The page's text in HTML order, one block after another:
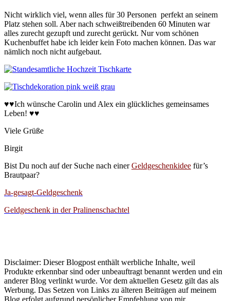
Nicht wirklich viel, wenn alles für 30 Personen perfekt an seinem
Platz stehen soll. Aber nach schweißtreibenden 60 Minuten war
alles zurecht gezupft und zurecht gerückt. Nur vom schönen
Kuchenbuffet habe ich leider kein Foto machen können. Das war
nämlich noch nicht aufgebaut.
♥♥Ich wünsche Carolin und Alex ein glückliches gemeinsames
Leben! ♥♥
Viele Grüße
Birgit
Bist Du noch auf der Suche nach einerGeldgeschenkidee für’s
Brautpaar?
Ja-gesagt-Geldgeschenk
Geldgeschenk in der Pralinenschachtel
Disclaimer: Dieser Blogpost enthält werbliche Inhalte, weil
Produkte erkennbar sind oder unbeauftragt benannt werden und ein
anderer Blog verlinkt wurde. Vor dem aktuellen Gesetz gilt das als
Werbung. Das Setzen von Links zu älteren Beiträgen auf meinem
Blog erfolgt aufgrund persönlicher Empfehlung von mir.